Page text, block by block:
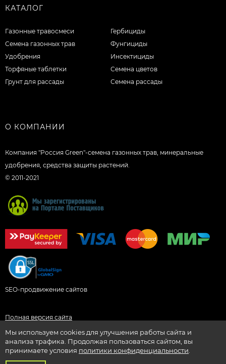
Мы используем cookies для улучшения работы сайта и
анализа трафика. Продолжая пользоваться сайтом, вы
принимаете условия политики конфиденциальности
КАТАЛОГ
Газонные травосмеси
Семена газонных трав
Удобрения
Торфяные таблетки
Грунт для рассады
Гербициды
Фунгициды
Инсектициды
Семена цветов
Семена рассады
О КОМПАНИИ
Компания "Россия Green"-семена газонных трав, минеральные
удобрения, средства защиты растений.
© 2011-2021
SEO-продвижение сайтов
Полная версия сайта